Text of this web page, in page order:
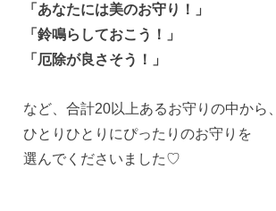
「あなたには美のお守り！」
「鈴鳴らしておこう！」
「厄除が良さそう！」
など、合計20以上あるお守りの中から、
ひとりひとりにぴったりのお守りを
選んでくださいました♡